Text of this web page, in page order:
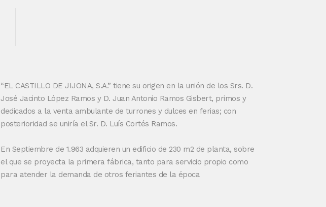
“EL CASTILLO DE JIJONA, S.A.” tiene su origen en la unión de los Srs. D.
José Jacinto López Ramos y D. Juan Antonio Ramos Gisbert, primos y
dedicados a la venta ambulante de turrones y dulces en ferias; con
posterioridad se uniría el Sr. D. Luís Cortés Ramos.
En Septiembre de 1.963 adquieren un edificio de 230 m2 de planta, sobre
el que se proyecta la primera fábrica, tanto para servicio propio como
para atender la demanda de otros feriantes de la época